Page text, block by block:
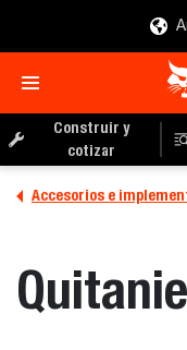
Construir y
cotizar
Accesorios e